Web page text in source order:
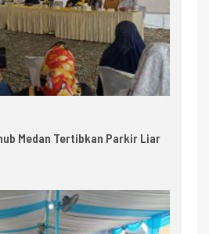
Medan Tertibkan Parkir Liar